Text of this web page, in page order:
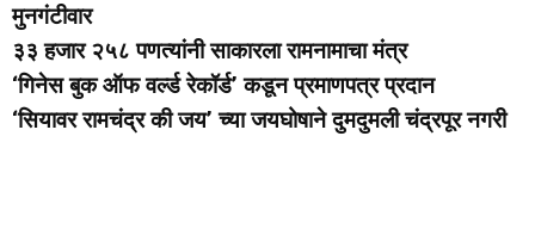
मुनगंटीवार
३३ हजार २५८ पणत्यांनी साकारला रामनामाचा मंत्र
‘गिनेस बुक ऑफ वर्ल्ड रेकॉर्ड’ कडून प्रमाणपत्र प्रदान
‘सियावर रामचंद्र की जय’ च्या जयघोषाने दुमदुमली चंद्रपूर नगरी